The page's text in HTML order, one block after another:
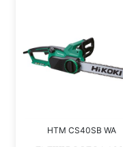
HTM CS40SB WA